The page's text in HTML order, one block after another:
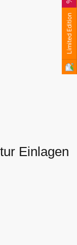
Einlagen
Limited Edition